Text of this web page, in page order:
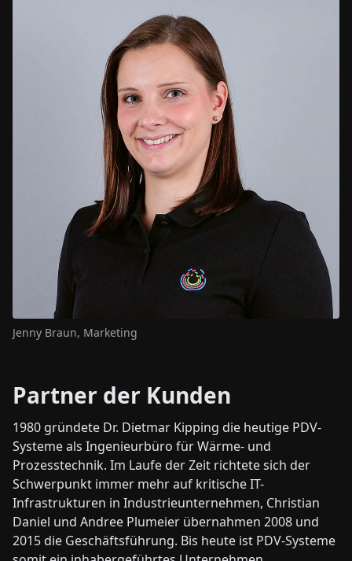
Jenny Braun, Marketing
Partner der Kunden
1980 gründete Dr. Dietmar Kipping die heutige PDV-
Systeme als Ingenieurbüro für Wärme- und
Prozesstechnik. Im Laufe der Zeit richtete sich der
Schwerpunkt immer mehr auf kritische IT-
Infrastrukturen in Industrieunternehmen, Christian
Daniel und Andree Plumeier übernahmen 2008 und
2015 die Geschäftsführung. Bis heute ist PDV-Systeme